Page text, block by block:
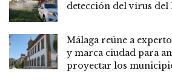
detección del virus del
Málaga reúne a
y marca ciudad para
proyectar los